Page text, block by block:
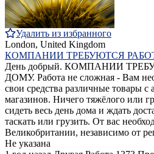
Удалить из избранного
London, United Kingdom
КОМПАНИИ ТРЕБУЮТСЯ
День добрый. КОМПАНИИ
ДОМУ. Работа не сложная - Вам
свои средства различные товары с
магазинов. Ничего тяжёлого или
сидеть весь день дома и ждать
таскать или грузить. От вас
Великобритании, независимо от
Не указана